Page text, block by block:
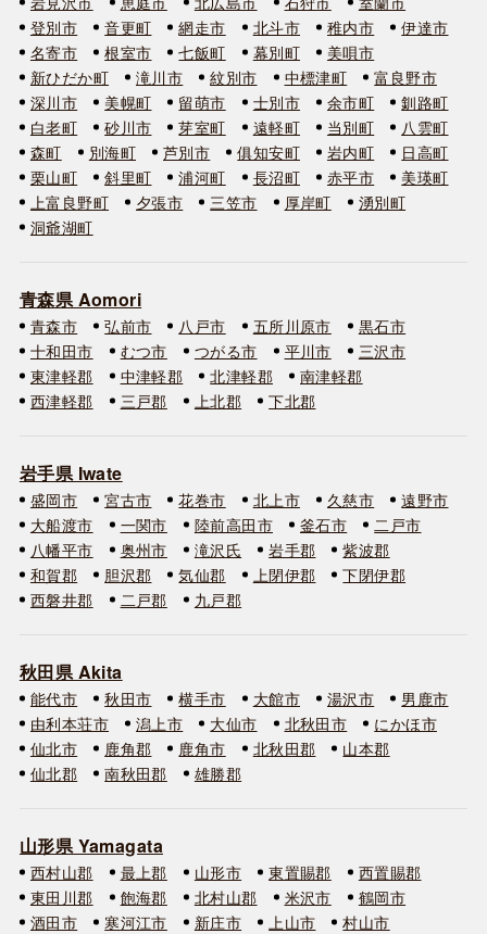
登別市
音更町 網走市 北斗市 稚内市
伊達市
名寄市
根室市 七飯町 幕別町
美唄市
新ひだか町
滝川市 紋別市 中標津町
富良野市
深川市
美幌町 留萌市 士別市 余市町
釧路町
白老町
砂川市 芽室町 遠軽町 当別町
八雲町
森町
別海町 芦別市 俱知安町 岩内町
日高町
栗山町
斜里町 浦河町 長沼町 赤平市
美瑛町
上富良野町
夕張市 三笠市 厚岸町
湧別町
洞爺湖町
青森県 Aomori
青森市 弘前市 八戸市 五所川原市
黒石市
十和田市
むつ市 つがる市 平川市
三沢市
東津軽郡
中津軽郡 北津軽郡
南津軽郡
西津軽郡
三戸郡 上北郡 下北郡
岩手県 Iwate
盛岡市 宮古市 花巻市 北上市 久慈市
遠野市
大船渡市
一関市 陸前高田市 釜石市
二戸市
八幡平市
奥州市 滝沢氏 岩手郡
紫波郡
和賀郡
胆沢郡 気仙郡 上閉伊郡
下閉伊郡
西磐井郡
二戸郡 九戸郡
秋田県 Akita
能代市 秋田市 横手市 大館市 湯沢市
男鹿市
由利本荘市
潟上市 大仙市 北秋田市
にかほ市
仙北市
鹿角郡 鹿角市 北秋田郡
山本郡
仙北郡
南秋田郡 雄勝郡
山形県 Yamagata
西村山郡 最上郡 山形市 東置賜郡
西置賜郡
東田川郡
飽海郡 北村山郡 米沢市
鶴岡市
酒田市
寒河江市 新庄市 上山市
村山市